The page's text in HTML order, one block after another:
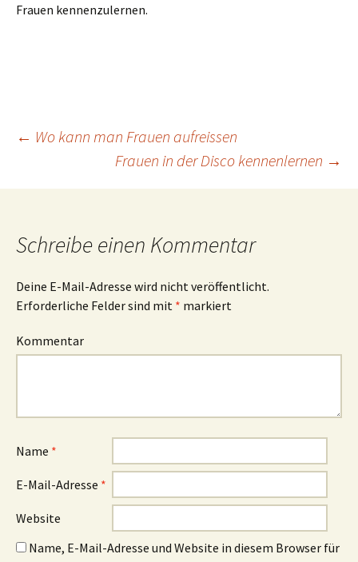
Frauen kennenzulernen.
Beitragsnavigation
← Wo kann man Frauen aufreissen
Frauen in der Disco kennenlernen →
Schreibe einen Kommentar
Deine E-Mail-Adresse wird nicht veröffentlicht.
Erforderliche Felder sind mit * markiert
Kommentar
Name *
E-Mail-Adresse *
Website
Name, E-Mail-Adresse und Website in diesem Browser für